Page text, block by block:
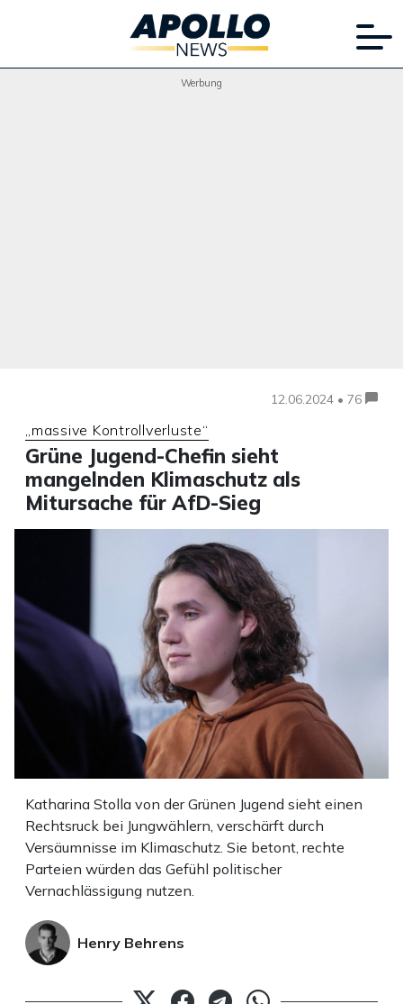
Werbung
12.06.2024 • 76
„massive Kontrollverluste“
Grüne Jugend-Chefin sieht
mangelnden Klimaschutz als
Mitursache für AfD-Sieg
Katharina Stolla von der Grünen Jugend sieht einen
Rechtsruck bei Jungwählern, verschärft durch
Versäumnisse im Klimaschutz. Sie betont, rechte
Parteien würden das Gefühl politischer
Vernachlässigung nutzen.
Henry Behrens